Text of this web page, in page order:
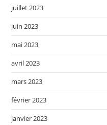
juillet 2023
juin 2023
mai 2023
avril 2023
mars 2023
février 2023
janvier 2023